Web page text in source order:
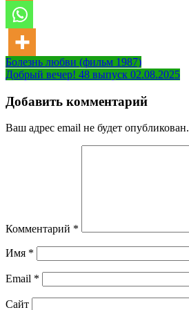
Навигация
по
записям
Болезнь любви (фильм 1987)
Добрый вечер! 48 выпуск 02.08.2025
Добавить комментарий
Ваш адрес email не будет опубликован.
Комментарий *
Имя *
Email *
Сайт